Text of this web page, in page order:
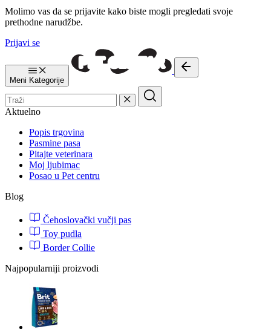
Molimo vas da se prijavite kako biste mogli pregledati svoje
prethodne narudžbe.
Prijavi se
Meni Kategorije
Aktuelno
Popis trgovina
Pasmine pasa
Pitajte veterinara
Moj ljubimac
Posao u Pet centru
Blog
Čehoslovački vučji pas
Toy pudla
Border Collie
Najpopularniji proizvodi